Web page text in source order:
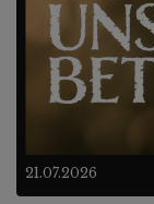
21.07.2026